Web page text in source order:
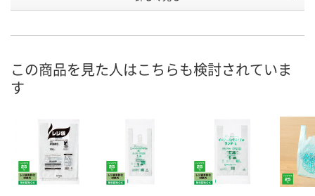
8月10日（月）
カ
この商品を見た人はこちらも検討されていま
す